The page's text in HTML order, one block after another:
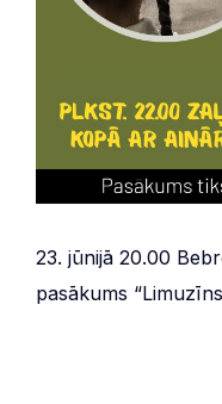
23. jūnijā 20.00
pasākums